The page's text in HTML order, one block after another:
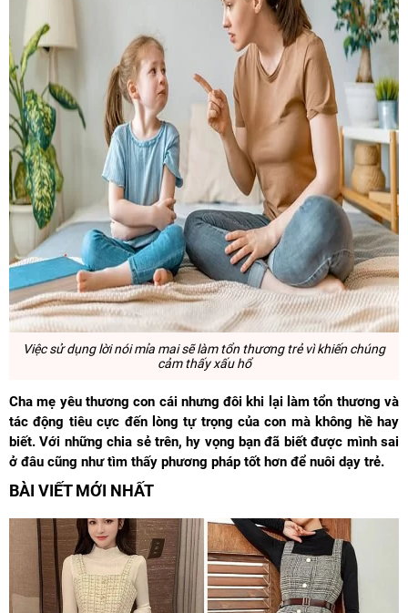
Việc sử dụng lời nói mỉa mai sẽ làm tổn thương trẻ vì khiến chúng
cảm thấy xấu hổ
Cha mẹ yêu thương con cái nhưng đôi khi lại làm tổn thương và
tác động tiêu cực đến lòng tự trọng của con mà không hề hay
biết. Với những chia sẻ trên, hy vọng bạn đã biết được mình sai
ở đâu cũng như tìm thấy phương pháp tốt hơn để nuôi dạy trẻ.
BÀI VIẾT MỚI NHẤT